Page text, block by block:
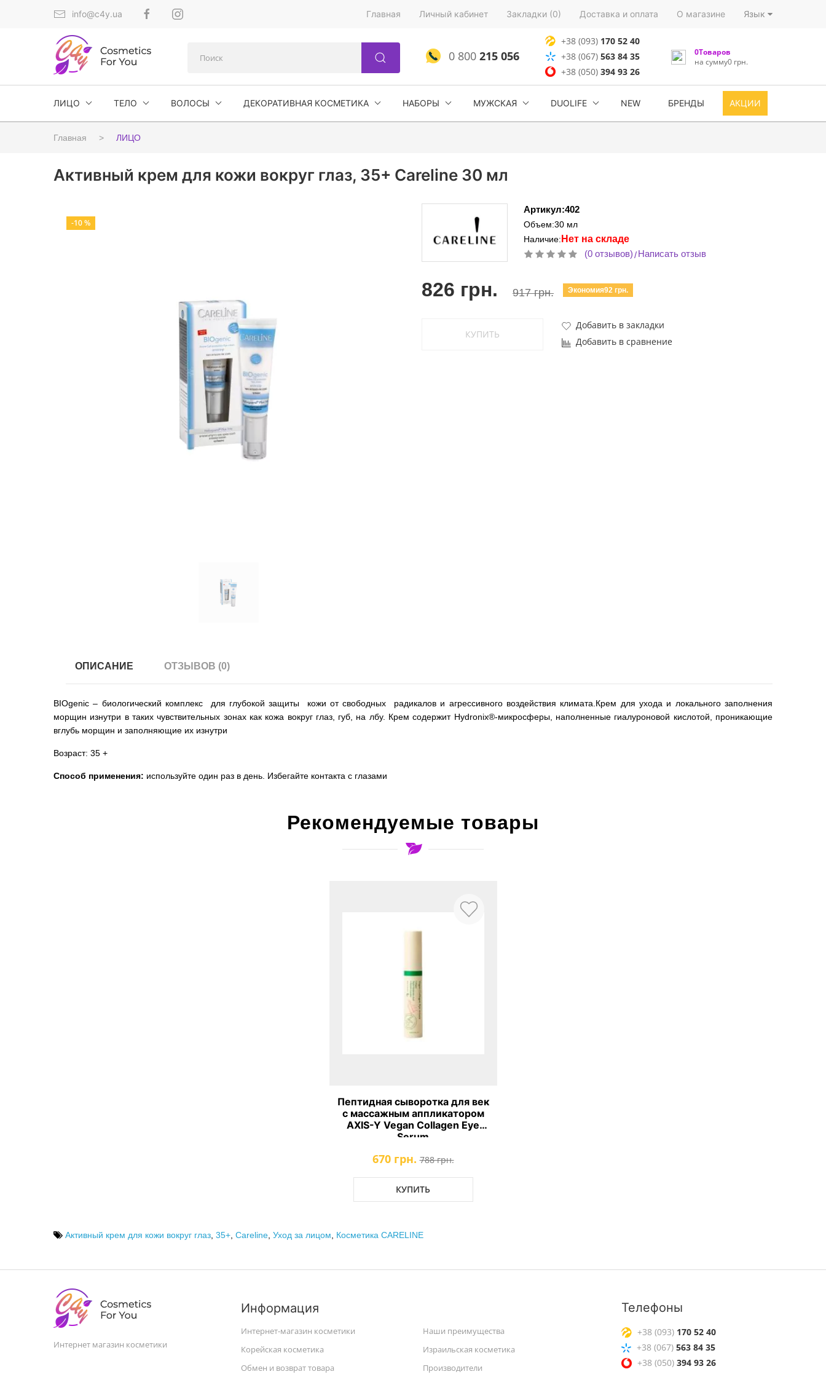
info@c4y.ua Главная Личный кабинет Закладки (0) Доставка и оплата О магазине Язык
0 800215 056
+38 (093) 170 52 40
+38 (067) 563 84 35
+38 (050)394 93 26
0Товаров
на сумму0 грн.
ЛИЦО ТЕЛО ВОЛОСЫ ДЕКОРАТИВНАЯ КОСМЕТИКА НАБОРЫ МУЖСКАЯ DUOLIFE NEW БРЕНДЫ АКЦИИ
Главная ЛИЦО
Активный крем для кожи вокруг глаз, 35+ Careline 30 мл
-10 %
Артикул:402
Объем:30 мл
Наличие: Нет на складе
(0 отзывов)/Написать отзыв
826 грн. 917 грн. Экономия92 грн.
КУПИТЬ
Добавить в закладки
Добавить в сравнение
ОПИСАНИЕ ОТЗЫВОВ (0)
BIOgenic – биологический комплекс для глубокой защиты кожи от свободных радикалов и агрессивного воздействия климата.Крем для ухода и локального заполнения
морщин изнутри в таких чувствительных зонах как кожа вокруг глаз, губ, на лбу. Крем содержит Hydronix®-микросферы, наполненные гиалуроновой кислотой, проникающие
вглубь морщин и заполняющие их изнутри
Возраст: 35 +
Способ применения: используйте один раз в день. Избегайте контакта с глазами
Рекомендуемые товары
Пептидная сыворотка для век
с массажным аппликатором
AXIS-Y Vegan Collagen Eye
Serum
670 грн. 788 грн.
КУПИТЬ
Активный крем для кожи вокруг глаз 35+ Careline Уход за лицом Косметика CARELINE
Интернет магазин косметики
Информация
Интернет-магазин косметики
Наши преимущества
Корейская косметика
Израильская косметика
Обмен и возврат товара
Производители
Телефоны
+38 (093) 170 52 40
+38 (067) 563 84 35
+38 (050) 394 93 26